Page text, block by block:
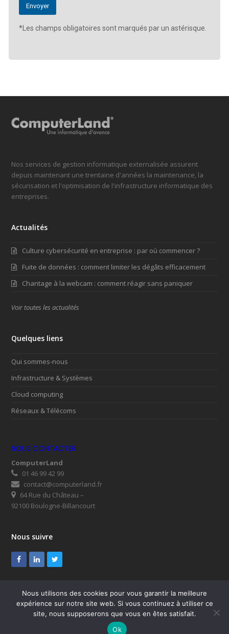
*Les champs obligatoires sont marqués par un astérisque.
Nos services de gestion informatique externalisée assurent
depuis maintenant une trentaine d'années la maintenance, la
sécurisation et l'optimisation de l'infrastructure informatique des
entreprises.
Actualités
Culture cybersécurité en entreprise : par où commencer ?
Fuite de données : comment limiter les dégâts efficacement
Chantage à la webcam : comment réagir sans paniquer
Voir toutes les actualités
Quelques liens
Qui sommes-nous
Infrastructure & Systèmes
Cloud computing
Réseaux & Télécoms
NOUS CONTACTER
ComputerLand
01 46 99 42 99
contact@computerland.fr
64 Rue du Château –
92100 Boulogne-Billancourt
Nous suivre
Facebook
LinkedInTwitter
© ComputerLand 2026
SUPPORT
Mentions légales
Nous contacter
Nous utilisons des cookies pour vous garantir la meilleure
expérience sur notre site web. Si vous continuez à utiliser ce
site, nous supposerons que vous en êtes satisfait.
Ok